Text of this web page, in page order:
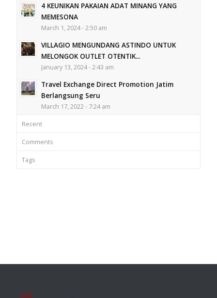
4 KEUNIKAN PAKAIAN ADAT MINANG YANG
MEMESONA
March 1, 2024 - 2:50 am
VILLAGIO MENGUNDANG ASTINDO UNTUK
MELONGOK OUTLET OTENTIK...
January 13, 2024 - 2:43 am
Travel Exchange Direct Promotion Jatim
Berlangsung Seru
March 17, 2022 - 7:24 am
Recent
Comments
Tags